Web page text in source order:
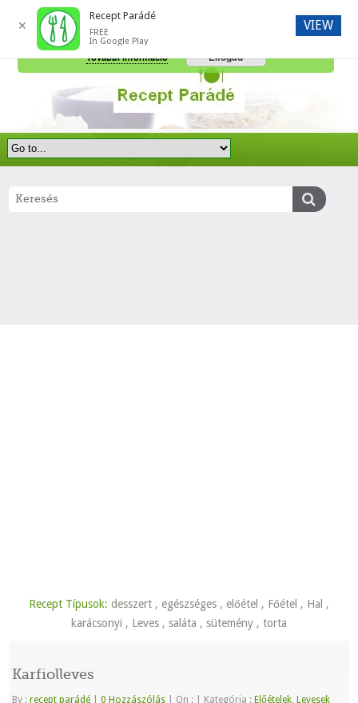
Recept Típusok: desszert , egészséges , előétel , Főétel , Hal ,
karácsonyi , Leves , saláta , sütemény , torta
Karfiolleves
By :recept parádé 0 Hozzászólás On : Kategória : Előételek, Levesek
A honlap további használatához a sütik használatát el kell fogadni.
További információ
Elfogad
✕
Recept Parádé
FREE
In Google Play
VIEW